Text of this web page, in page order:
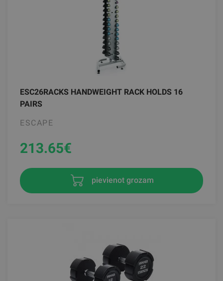
ESC26RACKS HANDWEIGHT RACK HOLDS 16
PAIRS
ESCAPE
213.65€
pievienot grozam